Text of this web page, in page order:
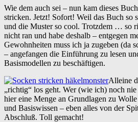
Wie dem auch sei – nun kam dieses
stricken. Jetzt! Sofort! Weil das Buch so
und die Muster so cool. Trotzdem … so
nicht ran und habe deshalb – entgegen
Gewohnheiten muss ich ja zugeben (da
– angefangen die Einführung zu lesen
Basismodellen zu beschäftigen.
Alleine
„richtig“ los geht. Wer (wie ich) noch
hier eine Menge an Grundlagen zu
und Basiswissen – eben alles von der
Abschluß. Toll gemacht!